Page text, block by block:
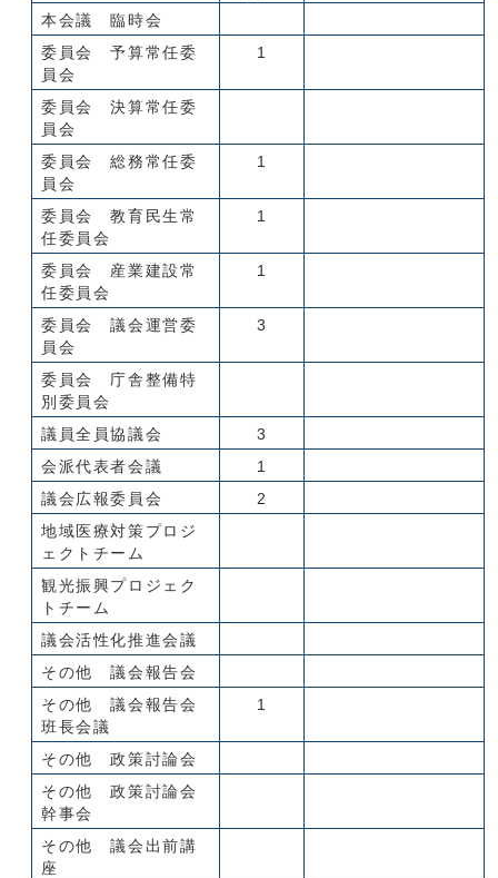
本会議 臨時会
委員会 予算常任委
員会
1
委員会 決算常任委
員会
委員会 総務常任委
員会
1
委員会 教育民生常
任委員会
1
委員会 産業建設常
任委員会
1
委員会 議会運営委
員会
3
委員会 庁舎整備特
別委員会
議員全員協議会
3
会派代表者会議
1
議会広報委員会
2
地域医療対策プロジ
ェクトチーム
観光振興プロジェク
トチーム
議会活性化推進会議
その他 議会報告会
その他 議会報告会
班長会議
1
その他 政策討論会
その他 政策討論会
幹事会
その他 議会出前講
座